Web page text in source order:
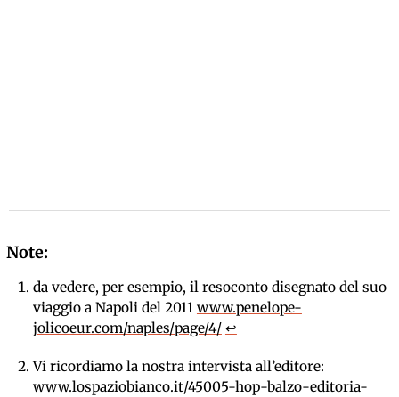
da vedere, per esempio, il resoconto disegnato del suo
viaggio a Napoli del 2011 www.penelope-
jolicoeur.com/naples/page/4/ ↩
Vi ricordiamo la nostra intervista all’editore:
www.lospaziobianco.it/45005-hop-balzo-editoria-